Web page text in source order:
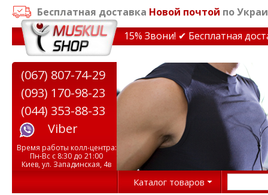
Бесплатная доставка Новой почтой по
на тренажеры до 15% Звони! ✔ Бесплатная
(067) 807-74-29
(093) 170-98-23
(044) 353-88-33
Viber
Время работы колл-центра:
Пн-Вс с 8:30 до 21:00
Киев, ул. Западинская, 4в
Каталог товаров